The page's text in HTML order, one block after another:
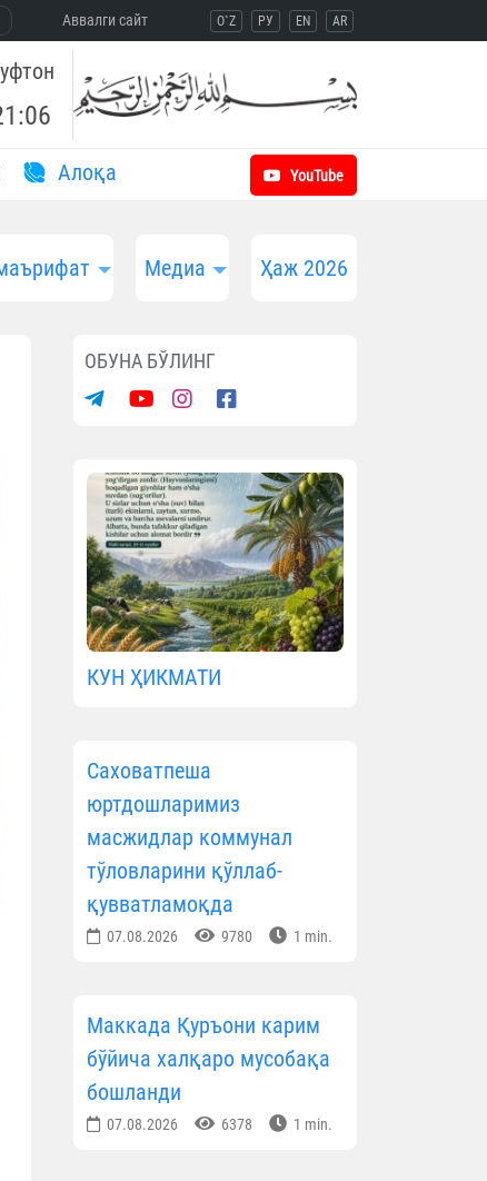
Aввалги сайт O`Z РУ EN AR
Aлоқа YouTube
Медиа Ҳаж 2026
ОБУНА БЎЛИНГ
КУН ҲИКМАТИ
Саховатпеша
юртдошларимиз
масжидлар коммунал
тўловларини қўллаб-
қувватламоқда
07.08.2026 9780 1 min.
Маккада Қуръони карим
бўйича халқаро мусобақа
бошланди
07.08.2026 6378 1 min.